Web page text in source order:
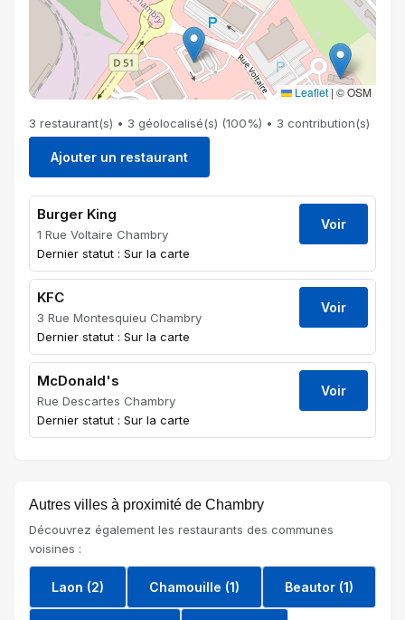
Leaflet | © OSM
3 restaurant(s) • 3 géolocalisé(s) (100%) • 3 contribution(s)
Ajouter un restaurant
Burger King
1 Rue Voltaire Chambry
Dernier statut : Sur la carte
Voir
KFC
3 Rue Montesquieu Chambry
Dernier statut : Sur la carte
Voir
McDonald's
Rue Descartes Chambry
Dernier statut : Sur la carte
Voir
Autres villes à proximité de Chambry
Découvrez également les restaurants des communes
voisines :
Laon (2) Chamouille (1) Beautor (1)